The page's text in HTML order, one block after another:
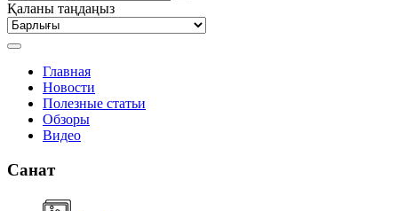
Қаланы таңдаңыз
Главная
Новости
Полезные статьи
Обзоры
Видео
Санат